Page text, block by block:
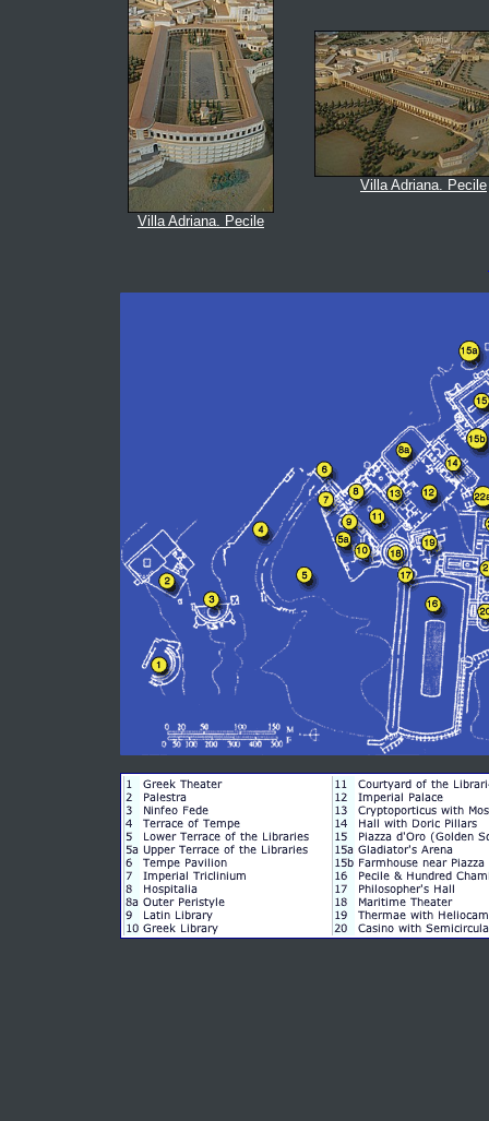
Villa Adriana. Pecile
Villa Adriana. Pecile